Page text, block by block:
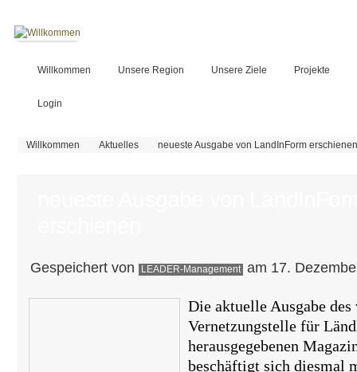
Willkommen Unsere Region Unsere Ziele Projekte
Login
Sie sind hier
Willkommen Aktuelles neueste Ausgabe von LandInForm erschienen
Gespeichert von LEADER-Management am 17.
Die aktuelle Ausgabe des
Vernetzungstelle für
herausgegebenen
beschäftigt sich diesmal